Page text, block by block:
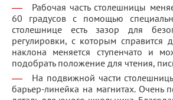
Рабочая часть столешницы
60 градусов с помощью
столешнице есть зазор для
регулировки, с которым справится
наклона меняется ступенчато и
подобрать положение для чтения,
На подвижной части
барьер-линейка на магнитах. Очень